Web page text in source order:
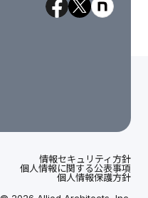
情報セキュリティ方針
個人情報に関する公表事項
個人情報保護方針